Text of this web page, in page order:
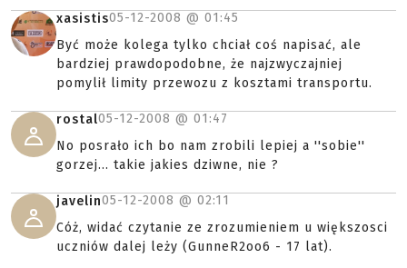
xasistis05-12-2008 @ 01:45
Być może kolega tylko chciał coś napisać, ale
bardziej prawdopodobne, że najzwyczajniej
pomylił limity przewozu z kosztami transportu.
rostal05-12-2008 @ 01:47
No posrało ich bo nam zrobili lepiej a ''sobie''
gorzej... takie jakies dziwne, nie ?
javelin05-12-2008 @ 02:11
Cóż, widać czytanie ze zrozumieniem u większosci
uczniów dalej leży (GunneR2oo6 - 17 lat).